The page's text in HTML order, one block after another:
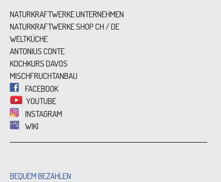
NATURKRAFTWERKE UNTERNEHMEN
NATURKRAFTWERKE SHOPCH/DE
WELTKÜCHE
ANTONIUS CONTE
KOCHKURS DAVOS
MISCHFRUCHTANBAU
FACEBOOK
YOUTUBE
INSTAGRAM
WIKI
BEQUEM BEZAHLEN